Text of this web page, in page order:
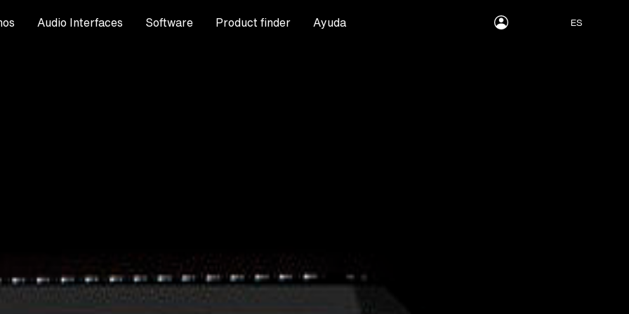
Audio Interfaces Software Product finder Ayuda myLEWITT
Account
ES